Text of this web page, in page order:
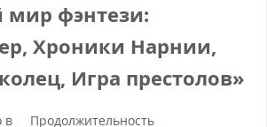
фэнтези:
Хроники Нарнии,
Игра престолов»
в Продолжительность